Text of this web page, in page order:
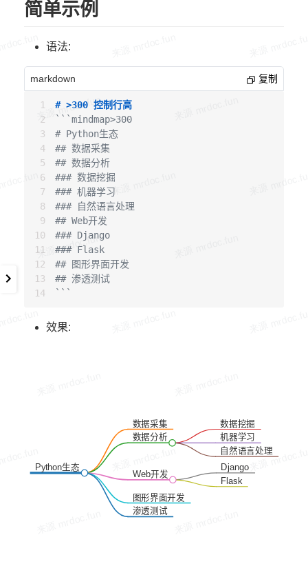
简单示例
语法:
markdown 复制
# >300 控制行高
```mindmap>300
# Python生态
## 数据采集
## 数据分析
### 数据挖掘
### 机器学习
### 自然语言处理
## Web开发
### Django
### Flask
## 图形界面开发
## 渗透测试
```
效果:
Flask
Django
自然语言处理
机器学习
数据挖掘
渗透测试
图形界面开发
Web开发
数据分析
数据采集
Python生态